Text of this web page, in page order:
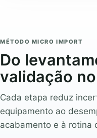
MÉTODO MICRO IMPORT
Do
validação
Cada etapa reduz
equipamento ao
acabamento e à rotina